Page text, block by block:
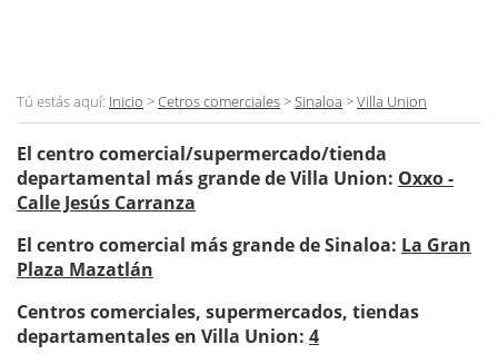
Tú estás aquí: Inicio >Cetros comerciales>Sinaloa >Villa Union
El centro comercial/supermercado/tienda
departamental más grande de Villa Union: Oxxo -
Calle Jesús Carranza
El centro comercial más grande de Sinaloa: La Gran
Plaza Mazatlán
Centros comerciales, supermercados, tiendas
departamentales en Villa Union: 4